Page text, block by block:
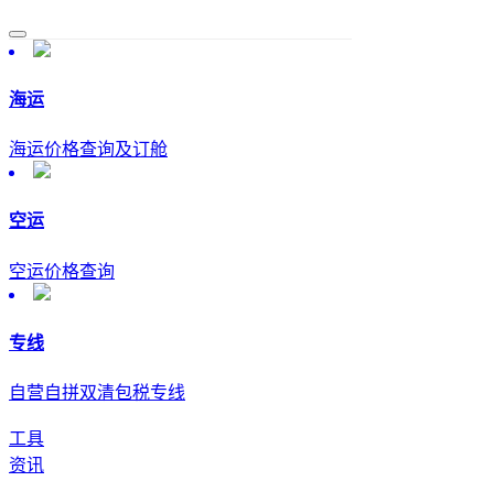
海运
海运价格查询及订舱
空运
空运价格查询
专线
自营自拼双清包税专线
工具
资讯